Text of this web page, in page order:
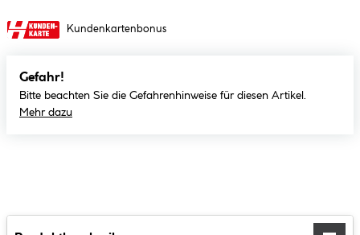
Kundenkartenbonus
Gefahr!
Bitte beachten Sie die Gefahrenhinweise für diesen Artikel.
Mehr dazu